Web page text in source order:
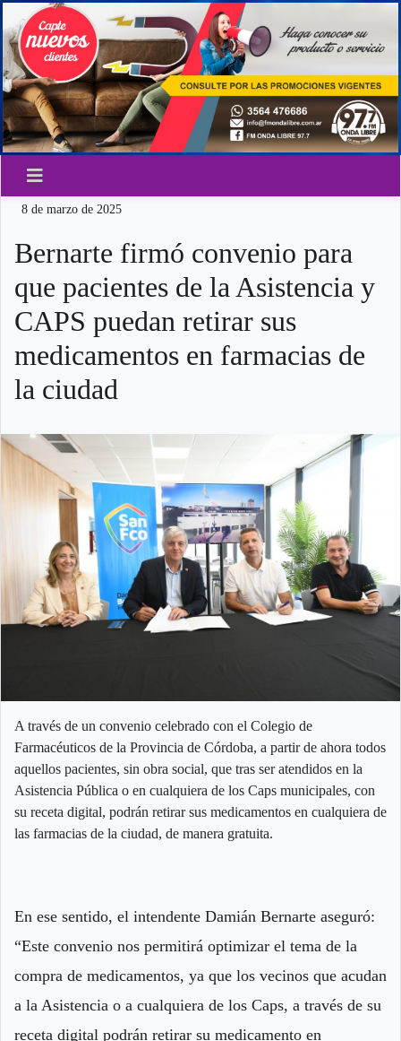
8 de marzo de 2025
Bernarte firmó convenio para
que pacientes de la Asistencia y
CAPS puedan retirar sus
medicamentos en farmacias de
la ciudad
A través de un convenio celebrado con el Colegio de
Farmacéuticos de la Provincia de Córdoba, a partir de ahora todos
aquellos pacientes, sin obra social, que tras ser atendidos en la
Asistencia Pública o en cualquiera de los Caps municipales, con
su receta digital, podrán retirar sus medicamentos en cualquiera de
las farmacias de la ciudad, de manera gratuita.
En ese sentido, el intendente Damián Bernarte aseguró:
“Este convenio nos permitirá optimizar el tema de la
compra de medicamentos, ya que los vecinos que acudan
a la Asistencia o a cualquiera de los Caps, a través de su
receta digital podrán retirar su medicamento en